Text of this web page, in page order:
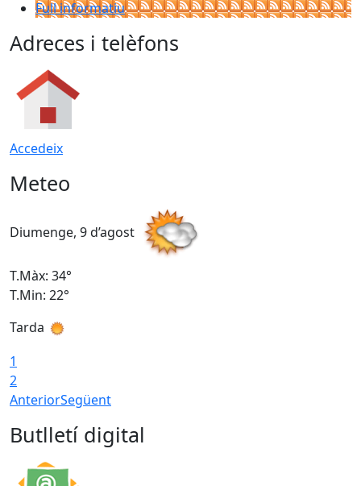
Full informatiu
Adreces i telèfons
Accedeix
Meteo
Diumenge, 9 d’agost
T.Màx: 34°
T.Min: 22°
Tarda
1
2
AnteriorSegüent
Butlletí digital